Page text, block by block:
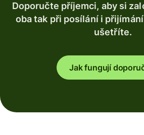
Doporučte příjemci, aby si
oba tak při posílání i
ušetříte.
Jak fungují